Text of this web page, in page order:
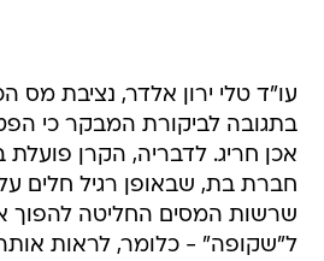
עו"ד טלי ירון אלדר, נציבת
בתגובה לביקורת המבקר כי
אכן חריג. לדבריה, הקרן
חברת בת, שבאופן רגיל חלים
שרשות המסים החליטה להפוך
ל"שקופה" - כלומר, לראות